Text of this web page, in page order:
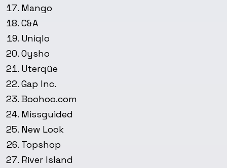
Mango
C&A
Uniqlo
Oysho
Uterqüe
Gap Inc.
Boohoo.com
Missguided
New Look
Topshop
River Island